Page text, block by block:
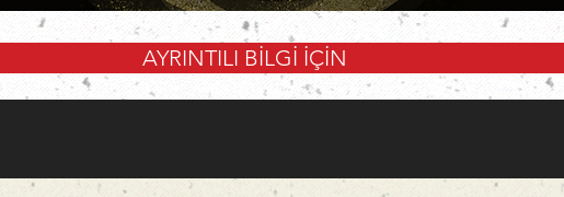
AYRINTILI BİLGİ İÇİN